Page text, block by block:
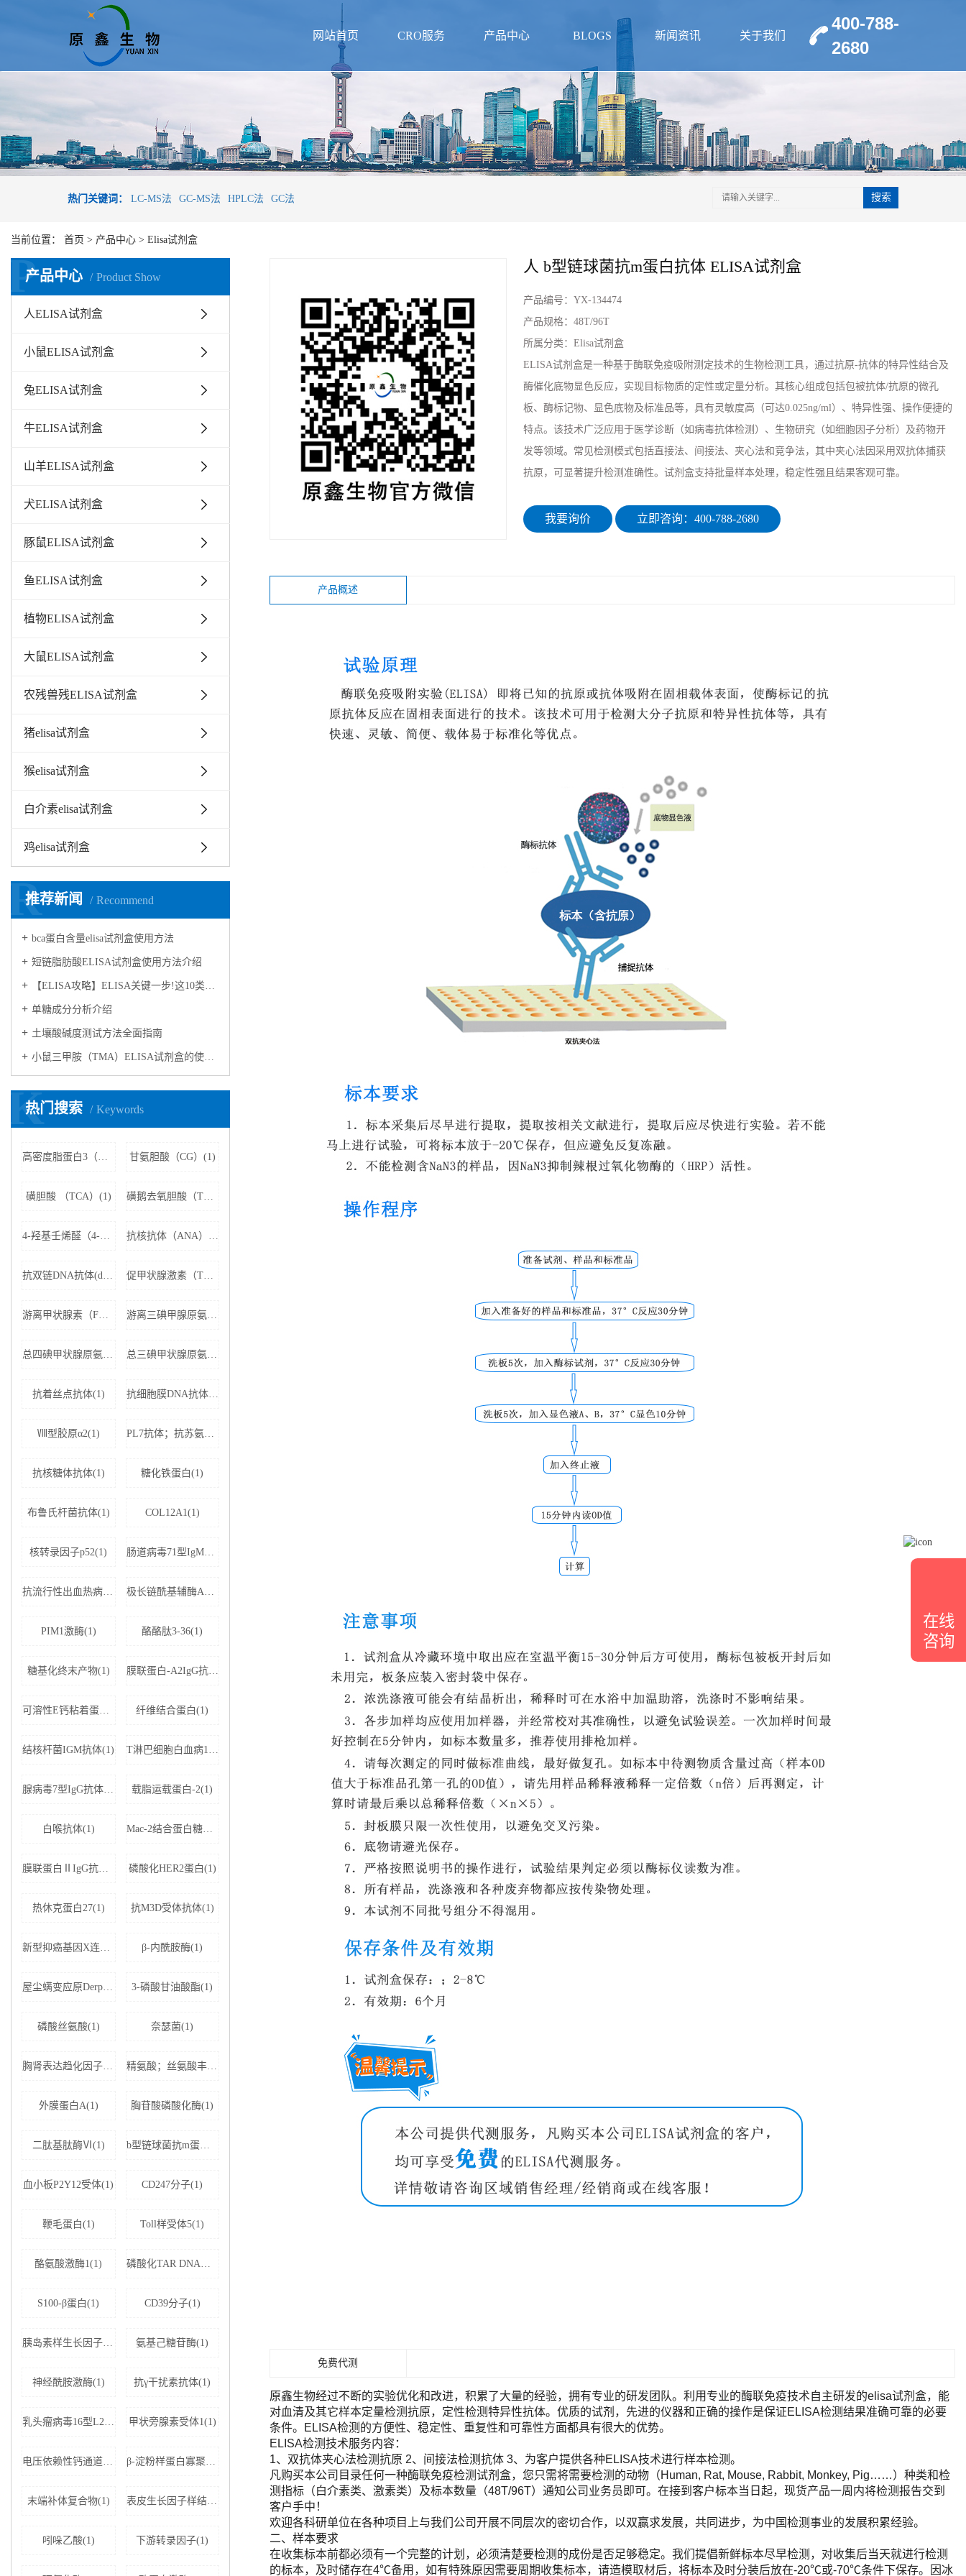
网站首页 CRO服务 产品中心 BLOGS 新闻资讯 关于我们
400-788-
2680
热门关键词： LC-MS法 GC-MS法 HPLC法 GC法 搜索
当前位置： 首页 > 产品中心 > Elisa试剂盒
产品中心 Product Show
P
人ELISA试剂盒
小鼠ELISA试剂盒
兔ELISA试剂盒
牛ELISA试剂盒
山羊ELISA试剂盒
犬ELISA试剂盒
豚鼠ELISA试剂盒
鱼ELISA试剂盒
植物ELISA试剂盒
大鼠ELISA试剂盒
农残兽残ELISA试剂盒
猪elisa试剂盒
猴elisa试剂盒
白介素elisa试剂盒
鸡elisa试剂盒
推荐新闻 Recommend
R
bca蛋白含量elisa试剂盒使用方法
短链脂肪酸ELISA试剂盒使用方法介绍
【ELISA攻略】ELISA关键一步!这10类样品要如何处理?
​单糖成分分析介绍
​土壤酸碱度测试方法全面指南
小鼠三甲胺（TMA）ELISA试剂盒的使用方法
热门搜索 Keywords
K
高密度脂蛋白3（HDL3）(1) 甘氨胆酸（CG）(1)
磺胆酸 （TCA）(1) 磺鹅去氧胆酸（TCDCA）(1)
4-羟基壬烯醛（4-HNE）(1) 抗核抗体（ANA）(1)
抗双链DNA抗体(dsDNA)(1) 促甲状腺激素（TSH）(1)
游离甲状腺素（FT4）(1) 游离三碘甲腺原氨酸（FT3）(1)
总四碘甲状腺原氨酸（TT4）(1) 总三碘甲状腺原氨酸（TT3)(1)
抗着丝点抗体(1) 抗细胞膜DNA抗体(1)
Ⅷ型胶原α2(1) PL7抗体；抗苏氨酰tRNA合成酶(1)
抗核糖体抗体(1) 糖化铁蛋白(1)
布鲁氏杆菌抗体(1) COL12A1(1)
核转录因子p52(1) 肠道病毒71型IgM抗体(1)
抗流行性出血热病毒IgM抗体(1) 极长链酰基辅酶A脱氢酶(1)
PIM1激酶(1) 酪酪肽3-36(1)
糖基化终末产物(1) 膜联蛋白-A2IgG抗体(1)
可溶性E钙粘着蛋白;可溶性上皮性钙黏附蛋白(1) 纤维结合蛋白(1)
结核杆菌IGM抗体(1) T淋巴细胞白血病1+2型病毒(1)
腺病毒7型IgG抗体(1) 载脂运载蛋白-2(1)
白喉抗体(1) Mac-2结合蛋白糖基化异构体(1)
膜联蛋白ⅡIgG抗体(1) 磷酸化HER2蛋白(1)
热休克蛋白27(1) 抗M3D受体抗体(1)
新型抑癌基因X连锁凋亡抑制蛋白相关因子-1(1) β-内酰胺酶(1)
屋尘螨变应原Derp1 IgE抗体(1) 3-磷酸甘油酸酯(1)
磷酸丝氨酸(1) 奈瑟菌(1)
胸肾表达趋化因子(1) 精氨酸；丝氨酸丰富剪接因子1(1)
外膜蛋白A(1) 胸苷酸磷酸化酶(1)
二肽基肽酶Ⅵ(1) b型链球菌抗m蛋白抗体(1)
血小板P2Y12受体(1) CD247分子(1)
鞭毛蛋白(1) Toll样受体5(1)
酪氨酸激酶1(1) 磷酸化TAR DNA结合蛋白43(1)
S100-β蛋白(1) CD39分子(1)
胰岛素样生长因子结合蛋白5(1) 氨基己糖苷酶(1)
神经酰胺激酶(1) 抗γ干扰素抗体(1)
乳头瘤病毒16型L2蛋白(1) 甲状旁腺素受体1(1)
电压依赖性钙通道亚基α-2D1(1) β-淀粉样蛋白寡聚体(1)
末端补体复合物(1) 表皮生长因子样结构域蛋白7(1)
吲哚乙酸(1) 下游转录因子(1)
人 b型链球菌抗m蛋白抗体 ELISA试剂盒
产品编号： YX-134474
产品规格： 48T/96T
所属分类： Elisa试剂盒
ELISA试剂盒是一种基于酶联免疫吸附测定技术的生物检测工具，通过抗原-抗体的特异性结合及
酶催化底物显色反应，实现目标物质的定性或定量分析。其核心组成包括包被抗体/抗原的微孔
板、酶标记物、显色底物及标准品等，具有灵敏度高（可达0.025ng/ml）、特异性强、操作便捷的
特点。该技术广泛应用于医学诊断（如病毒抗体检测）、生物研究（如细胞因子分析）及药物开
发等领域。常见检测模式包括直接法、间接法、夹心法和竞争法，其中夹心法因采用双抗体捕获
抗原，可显著提升检测准确性。试剂盒支持批量样本处理，稳定性强且结果客观可靠。
我要询价 立即咨询：400-788-2680
产品概述
免费代测
原鑫生物经过不断的实验优化和改进，积累了大量的经验，拥有专业的研发团队。利用专业的酶联免疫技术自主研发的elisa试剂盒，能
对血清及其它样本定量检测抗原，定性检测特异性抗体。优质的试剂，先进的仪器和正确的操作是保证ELISA检测结果准确可靠的必要
条件。ELISA检测的方便性、稳定性、重复性和可靠性方面都具有很大的优势。
ELISA检测技术服务内容：
1、双抗体夹心法检测抗原 2、间接法检测抗体 3、为客户提供各种ELISA技术进行样本检测。
凡购买本公司目录任何一种酶联免疫检测试剂盒，您只需将需要检测的动物（Human, Rat, Mouse, Rabbit, Monkey, Pig……）种类和检
测指标（白介素类、激素类）及标本数量（48T/96T）通知公司业务员即可。在接到客户标本当日起，现货产品一周内将检测报告交到
客户手中！
欢迎各科研单位在各种项目上与我们公司开展不同层次的密切合作，以双赢求发展，共同进步，为中国检测事业的发展积累经验。
二、样本要求
在收集标本前都必须有一个完整的计划，必须清楚要检测的成份是否足够稳定。我们提倡新鲜标本尽早检测，对收集后当天就进行检测
的标本，及时储存在4℃备用，如有特殊原因需要周期收集标本，请造模取材后，将标本及时分装后放在-20℃或-70℃条件下保存。因冰
在线
咨询